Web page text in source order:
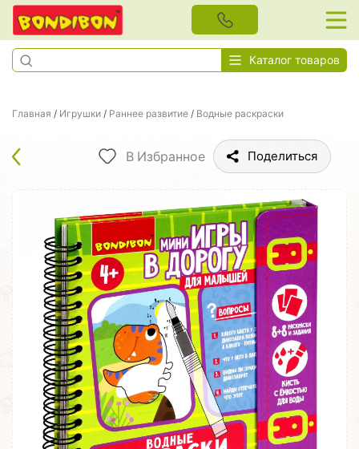
Каталог товаров
Главная / Игрушки / Раннее развитие / Водные раскраски
В Избранное Поделиться